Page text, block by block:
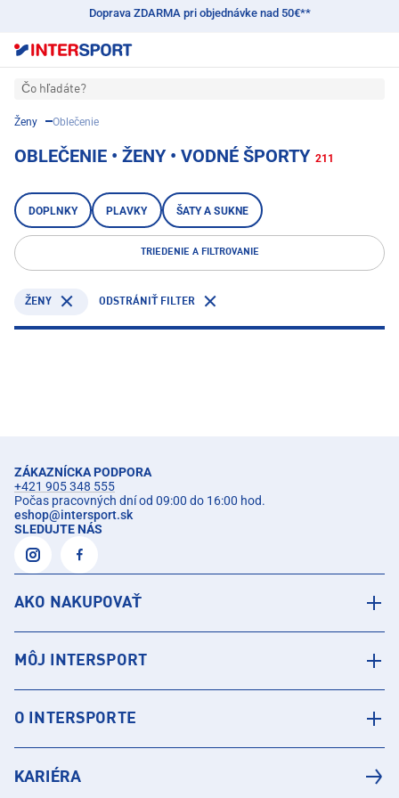
Doprava ZDARMA pri objednávke nad 50€**
Čo hľadáte?
Ženy Oblečenie
OBLEČENIE • ŽENY • VODNÉ ŠPORTY 211
DOPLNKY PLAVKY ŠATY A SUKNE
TRIEDENIE A FILTROVANIE
ŽENY ODSTRÁNIŤ FILTER
ZÁKAZNÍCKA PODPORA
+421 905 348 555
Počas pracovných dní od 09:00 do 16:00 hod.
eshop@intersport.sk
SLEDUJTE NÁS
AKO NAKUPOVAŤ
MÔJ INTERSPORT
O INTERSPORTE
KARIÉRA